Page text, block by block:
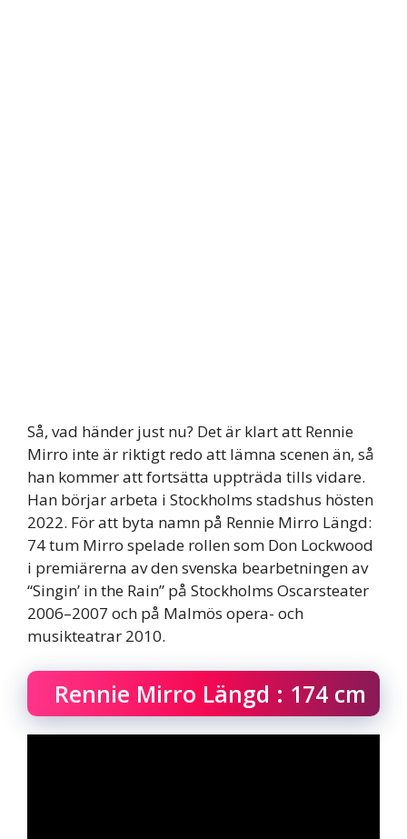
Så, vad händer just nu? Det är klart att Rennie
Mirro inte är riktigt redo att lämna scenen än, så
han kommer att fortsätta uppträda tills vidare.
Han börjar arbeta i Stockholms stadshus hösten
2022. För att byta namn på Rennie Mirro Längd:
74 tum Mirro spelade rollen som Don Lockwood
i premiärerna av den svenska bearbetningen av
“Singin’ in the Rain” på Stockholms Oscarsteater
2006–2007 och på Malmös opera- och
musikteatrar 2010.
Rennie Mirro Längd : 174 cm